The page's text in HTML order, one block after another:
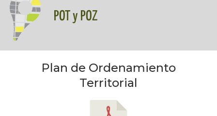
POT y POZ
Plan de Ordenamiento
Territorial